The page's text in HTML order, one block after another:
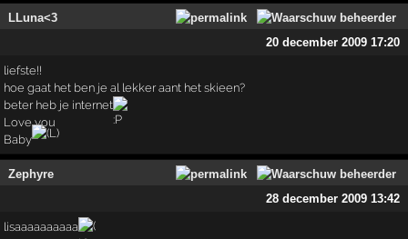
LLuna<3
20 december 2009 17:20
liefste!!
hoe gaat het ben je al lekker aant het skieen?
beter heb je internet
Love you
Baby
Zephyre
28 december 2009 13:42
lisaaaaaaaaaa